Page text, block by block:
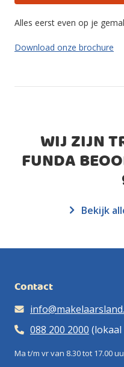
Alles eerst even op je
Download onze brochure
WIJ ZIJN
FUNDA
Bekijk
Contact
088 200 2000
Ma t/m vr van 8.30 tot 17.00